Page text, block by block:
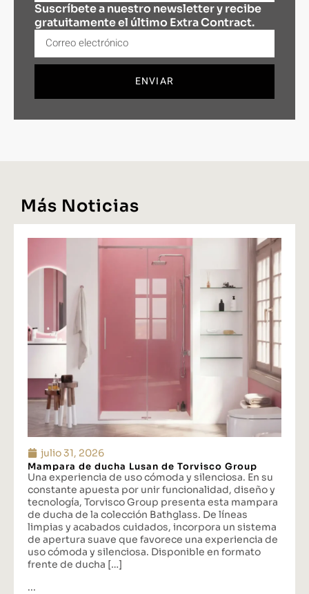
Suscríbete a nuestro newsletter y recibe
gratuitamente el último Extra Contract.
ENVIAR
Más Noticias
julio 31, 2026
Mampara de ducha Lusan de Torvisco Group
Una experiencia de uso cómoda y silenciosa. En su
constante apuesta por unir funcionalidad, diseño y
tecnología, Torvisco Group presenta esta mampara
de ducha de la colección Bathglass. De líneas
limpias y acabados cuidados, incorpora un sistema
de apertura suave que favorece una experiencia de
uso cómoda y silenciosa. Disponible en formato
frente de ducha […]
...